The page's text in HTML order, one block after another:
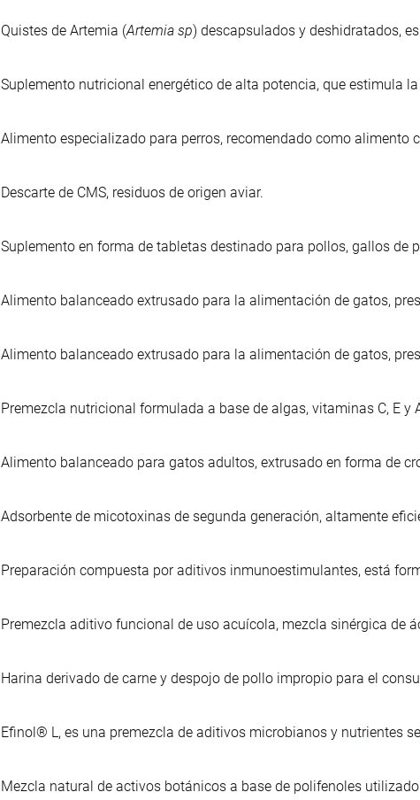
Quistes de Artemia (Artemia sp) descapsulados y deshidratados,
Suplemento nutricional energético de alta potencia, que estimula
Alimento especializado para perros, recomendado como alimento
Descarte de CMS, residuos de origen aviar.
Suplemento en forma de tabletas destinado para pollos, gallos de
Alimento balanceado extrusado para la alimentación de gatos,
Alimento balanceado extrusado para la alimentación de gatos,
Premezcla nutricional formulada a base de algas, vitaminas C, E y
Alimento balanceado para gatos adultos, extrusado en forma de
Adsorbente de micotoxinas de segunda generación, altamente
Preparación compuesta por aditivos inmunoestimulantes, está
Premezcla aditivo funcional de uso acuícola, mezcla sinérgica de
Harina derivado de carne y despojo de pollo impropio para el
Efinol® L, es una premezcla de aditivos microbianos y nutrientes
Mezcla natural de activos botánicos a base de polifenoles